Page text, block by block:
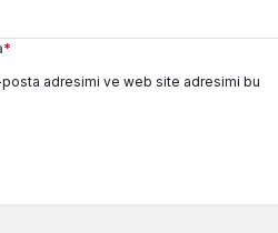
*
posta adresimi ve web site adresimi bu